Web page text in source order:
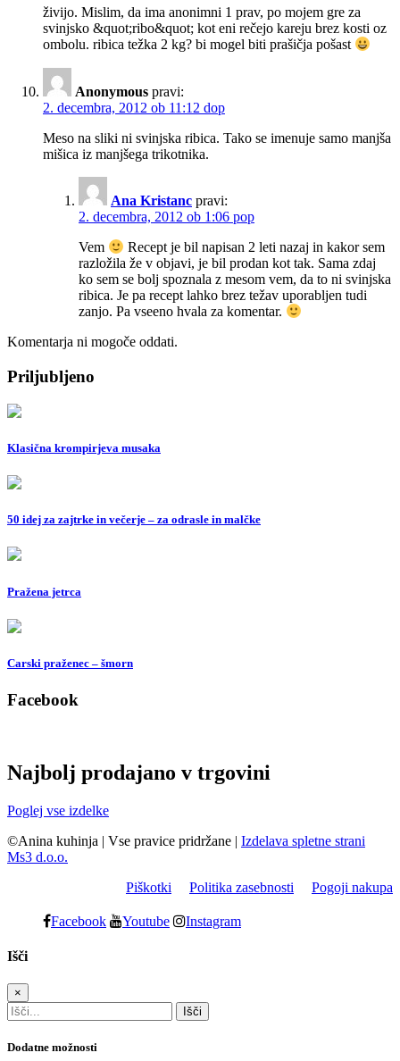
živijo. Mislim, da ima anonimni 1 prav, po mojem gre za
svinjsko &quot;ribo&quot; kot eni rečejo kareju brez kosti oz
ombolu. ribica težka 2 kg? bi mogel biti prašičja pošast
Anonymous pravi:
2. decembra, 2012 ob 11:12 dop
Meso na sliki ni svinjska ribica. Tako se imenuje samo manjša
mišica iz manjšega trikotnika.
Ana Kristanc pravi:
2. decembra, 2012 ob 1:06 pop
Vem
Recept je bil napisan 2 leti nazaj in kakor sem
razložila že v objavi, je bil prodan kot tak. Sama zdaj
ko sem se bolj spoznala z mesom vem, da to ni svinjska
ribica. Je pa recept lahko brez težav uporabljen tudi
zanjo. Pa vseeno hvala za komentar.
Komentarja ni mogoče oddati.
Priljubljeno
Klasična krompirjeva musaka
50 idej za zajtrke in večerje – za odrasle in malčke
Pražena jetrca
Carski praženec – šmorn
Facebook
Najbolj prodajano v trgovini
Poglej vse izdelke
©Anina kuhinja | Vse pravice pridržane | Izdelava spletne strani
Ms3 d.o.o.
Piškotki
Politika zasebnosti Pogoji nakupa
Facebook Youtube Instagram
Išči
×
Dodatne možnosti